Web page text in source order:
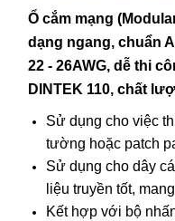
Ổ cắm mạng
dạng ngang, chuẩn
22 - 26AWG, dễ thi
DINTEK 110, chất
Sử dụng cho việc
tường hoặc patch
Sử dụng cho dây
liệu truyền tốt,
Kết hợp với bộ